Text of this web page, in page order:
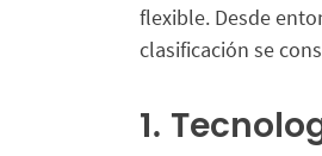
flexible. Desde
clasificación se
1.